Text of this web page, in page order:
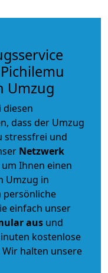
Umzug
diesen
dass der Umzug
stressfrei und
Netzwerk
um Ihnen einen
Umzug in
persönliche
einfach unser
aus und
kostenlose
halten unsere